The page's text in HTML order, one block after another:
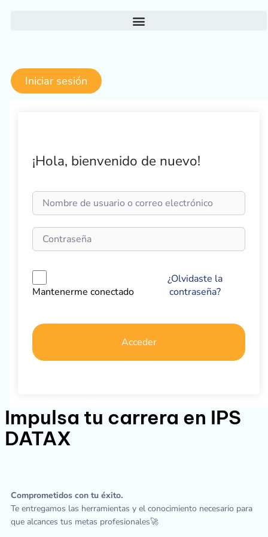
Iniciar sesión
¡Hola, bienvenido de nuevo!
Mantenerme conectado
¿Olvidaste la
contraseña?
Acceder
Impulsa tu carrera en IPS
DATAX
Comprometidos con tu éxito.
Te entregamos las herramientas y el conocimiento necesario para
que alcances tus metas profesionales🚀